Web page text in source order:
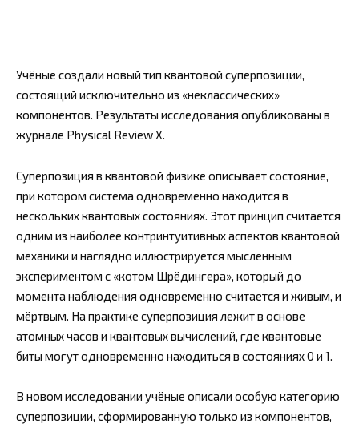
Учёные создали новый тип квантовой суперпозиции,
состоящий исключительно из «неклассических»
компонентов. Результаты исследования опубликованы в
журнале Physical Review X.
Суперпозиция в квантовой физике описывает состояние,
при котором система одновременно находится в
нескольких квантовых состояниях. Этот принцип считается
одним из наиболее контринтуитивных аспектов квантовой
механики и наглядно иллюстрируется мысленным
экспериментом с «котом Шрёдингера», который до
момента наблюдения одновременно считается и живым, и
мёртвым. На практике суперпозиция лежит в основе
атомных часов и квантовых вычислений, где квантовые
биты могут одновременно находиться в состояниях 0 и 1.
В новом исследовании учёные описали особую категорию
суперпозиции, сформированную только из компонентов,